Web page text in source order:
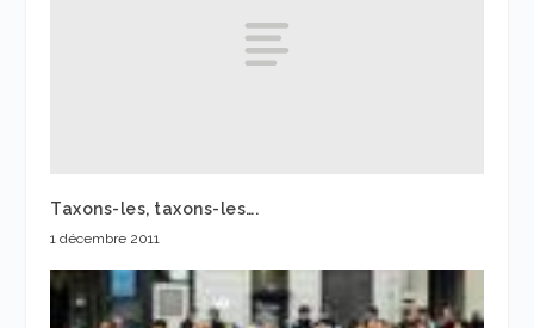
Taxons-les, taxons-les….
1 décembre 2011